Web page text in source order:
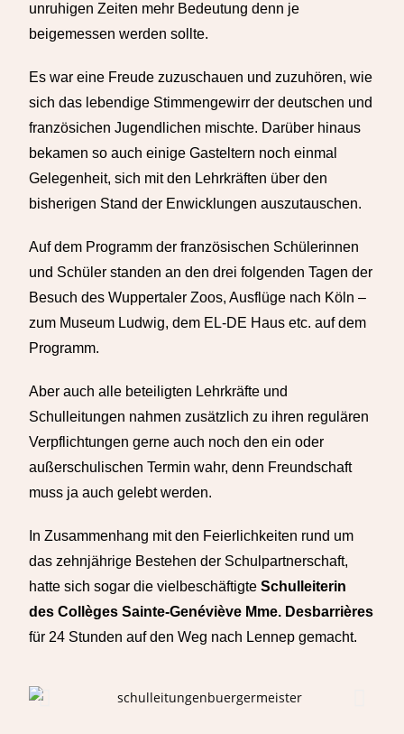
unruhigen Zeiten mehr Bedeutung denn je
beigemessen werden sollte.
Es war eine Freude zuzuschauen und zuzuhören, wie
sich das lebendige Stimmengewirr der deutschen und
französichen Jugendlichen mischte. Darüber hinaus
bekamen so auch einige Gasteltern noch einmal
Gelegenheit, sich mit den Lehrkräften über den
bisherigen Stand der Enwicklungen auszutauschen.
Auf dem Programm der französischen Schülerinnen
und Schüler standen an den drei folgenden Tagen der
Besuch des Wuppertaler Zoos, Ausflüge nach Köln –
zum Museum Ludwig, dem EL-DE Haus etc. auf dem
Programm.
Aber auch alle beteiligten Lehrkräfte und
Schulleitungen nahmen zusätzlich zu ihren regulären
Verpflichtungen gerne auch noch den ein oder
außerschulischen Termin wahr, denn Freundschaft
muss ja auch gelebt werden.
In Zusammenhang mit den Feierlichkeiten rund um
das zehnjährige Bestehen der Schulpartnerschaft,
hatte sich sogar die vielbeschäftigteSchulleiterin
des Collèges Sainte-Genéviève Mme. Desbarrières
für 24 Stunden auf den Weg nach Lennep gemacht.